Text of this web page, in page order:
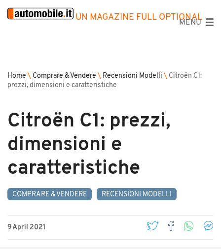
UN MAGAZINE FULL OPTIONAL
MENU
Home \ Comprare & Vendere \ Recensioni Modelli \ Citroën C1:
prezzi, dimensioni e caratteristiche
Citroën C1: prezzi,
dimensioni e
caratteristiche
COMPRARE & VENDERE RECENSIONI MODELLI
9 April 2021